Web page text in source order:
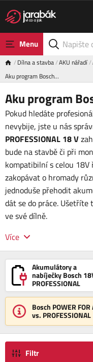
Menu
Dílna a stavba AKU nářadí
Aku program Bosch…
Aku program
Pokud hledáte
nevybije, jste u nás
PROFESSIONAL 18 V
bude na stavbě či při
kompatibilní s celou
zakopávat o hromady
jednoduše přehodit
dát se do práce.
ve své dílně.
Více
Akumulátory a
nabíječky Bosch
PROFESSIONAL
Bosch POWER FOR
vs. PROFESSIONAL
Filtr